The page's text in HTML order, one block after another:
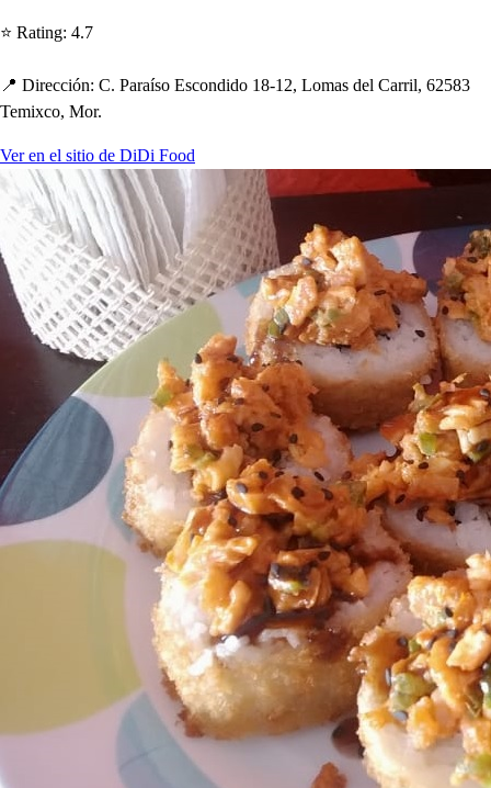
⭐ Rating: 4.7
📍 Dirección: C. Paraíso Escondido 18-12, Lomas del Carril, 62583
Temixco, Mor.
Ver en el sitio de DiDi Food